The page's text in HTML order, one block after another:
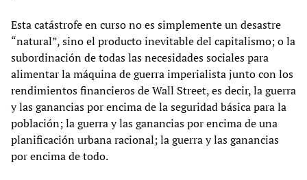
Esta catástrofe en curso no es simplemente un desastre
“natural”, sino el producto inevitable del capitalismo; o la
subordinación de todas las necesidades sociales para
alimentar la máquina de guerra imperialista junto con los
rendimientos financieros de Wall Street, es decir, la guerra
y las ganancias por encima de la seguridad básica para la
población; la guerra y las ganancias por encima de una
planificación urbana racional; la guerra y las ganancias
por encima de todo.